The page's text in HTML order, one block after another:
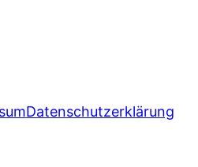
Datenschutzerklärung